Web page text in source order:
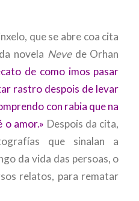
que se abre coa cita
novela Nevede Orhan
de como imos pasar
rastro despois de levar
con rabia que na
o amor.» Despois da cita,
que sinalan a
da vida das persoas, o
relatos, para rematar